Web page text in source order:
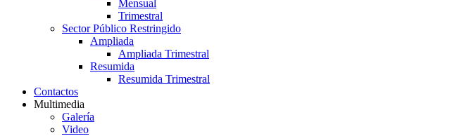
Mensual
Trimestral
Sector Público Restringido
Ampliada
Ampliada Trimestral
Resumida
Resumida Trimestral
Contactos
Multimedia
Galería
Video